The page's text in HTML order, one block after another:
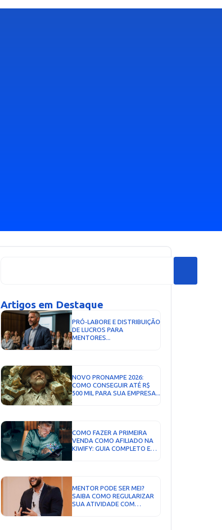
Artigos em Destaque
PRÓ-LABORE E DISTRIBUIÇÃO
DE LUCROS PARA
MENTORES...
NOVO PRONAMPE 2026:
COMO CONSEGUIR ATÉ R$
500 MIL PARA SUA EMPRESA...
COMO FAZER A PRIMEIRA
VENDA COMO AFILIADO NA
KIWIFY: GUIA COMPLETO E
MENTOR PODE SER MEI?
SAIBA COMO REGULARIZAR
SUA ATIVIDADE COM